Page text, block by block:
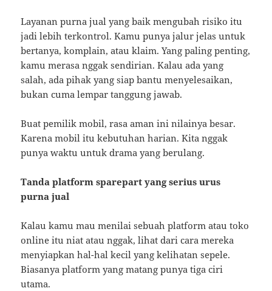
Layanan purna jual yang baik mengubah risiko itu
jadi lebih terkontrol. Kamu punya jalur jelas untuk
bertanya, komplain, atau klaim. Yang paling penting,
kamu merasa nggak sendirian. Kalau ada yang
salah, ada pihak yang siap bantu menyelesaikan,
bukan cuma lempar tanggung jawab.
Buat pemilik mobil, rasa aman ini nilainya besar.
Karena mobil itu kebutuhan harian. Kita nggak
punya waktu untuk drama yang berulang.
Tanda platform sparepart yang serius urus
purna jual
Kalau kamu mau menilai sebuah platform atau toko
online itu niat atau nggak, lihat dari cara mereka
menyiapkan hal-hal kecil yang kelihatan sepele.
Biasanya platform yang matang punya tiga ciri
utama.